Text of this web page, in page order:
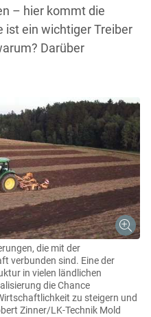
– hier kommt die
ist ein wichtiger Treiber
Darüber
die mit der
verbunden sind. Eine der
in vielen ländlichen
die Chance
zu steigern und
Zinner/LK-Technik Mold